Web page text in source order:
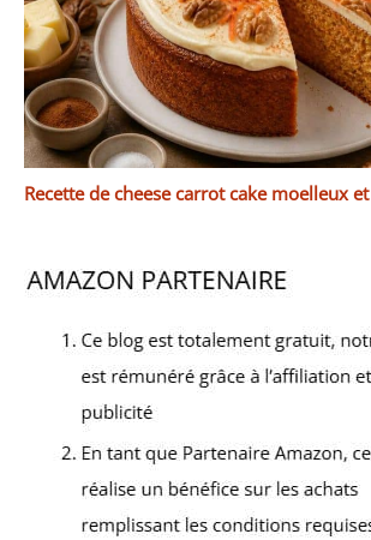
Recette de cheese carrot cake moelleux